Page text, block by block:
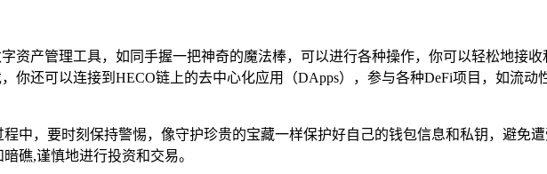
资产管理工具，如同手握一把神奇的魔法棒，可以进行各种操作，你可以轻松地接收
你还可以连接到HECO链上的去中心化应用（DApps），参与各种DeFi项目，如流
中，要时刻保持警惕，像守护珍贵的宝藏一样保护好自己的钱包信息和私钥，避免
礁,谨慎地进行投资和交易。